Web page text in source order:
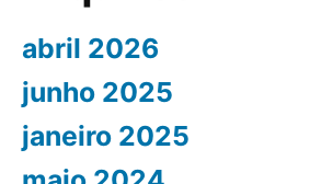
abril 2026
junho 2025
janeiro 2025